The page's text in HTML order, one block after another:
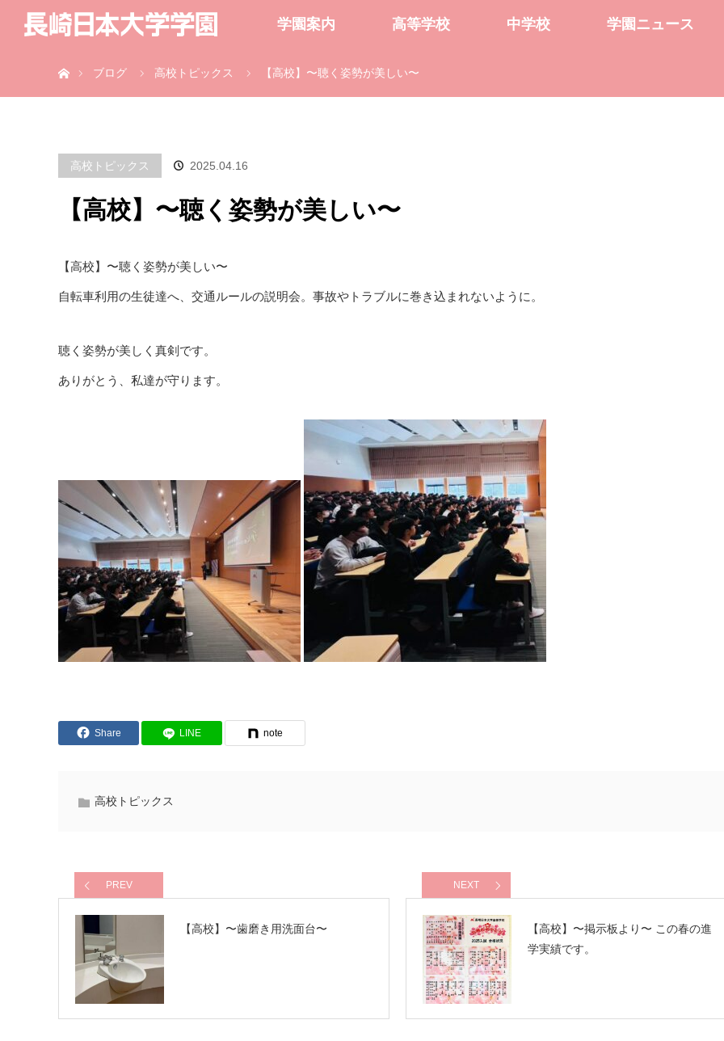
学園案内 高等学校 中学校 学園ニュース
ブログ
高校トピックス 【高校】〜聴く姿勢が美しい〜
高校トピックス 2025.04.16
【高校】〜聴く姿勢が美しい〜
【高校】〜聴く姿勢が美しい〜
自転車利用の生徒達へ、交通ルールの説明会。事故やトラブルに巻き込まれないように。
聴く姿勢が美しく真剣です。
ありがとう、私達が守ります。
Share LINE note
高校トピックス
PREV
【高校】〜歯磨き用洗面台〜
NEXT
【高校】〜掲示板より〜 この春の進
学実績です。